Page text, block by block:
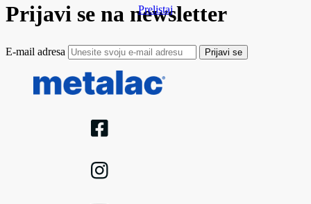
Prelistaj
Prijavi se na newsletter
E-mail adresa Prijavi se